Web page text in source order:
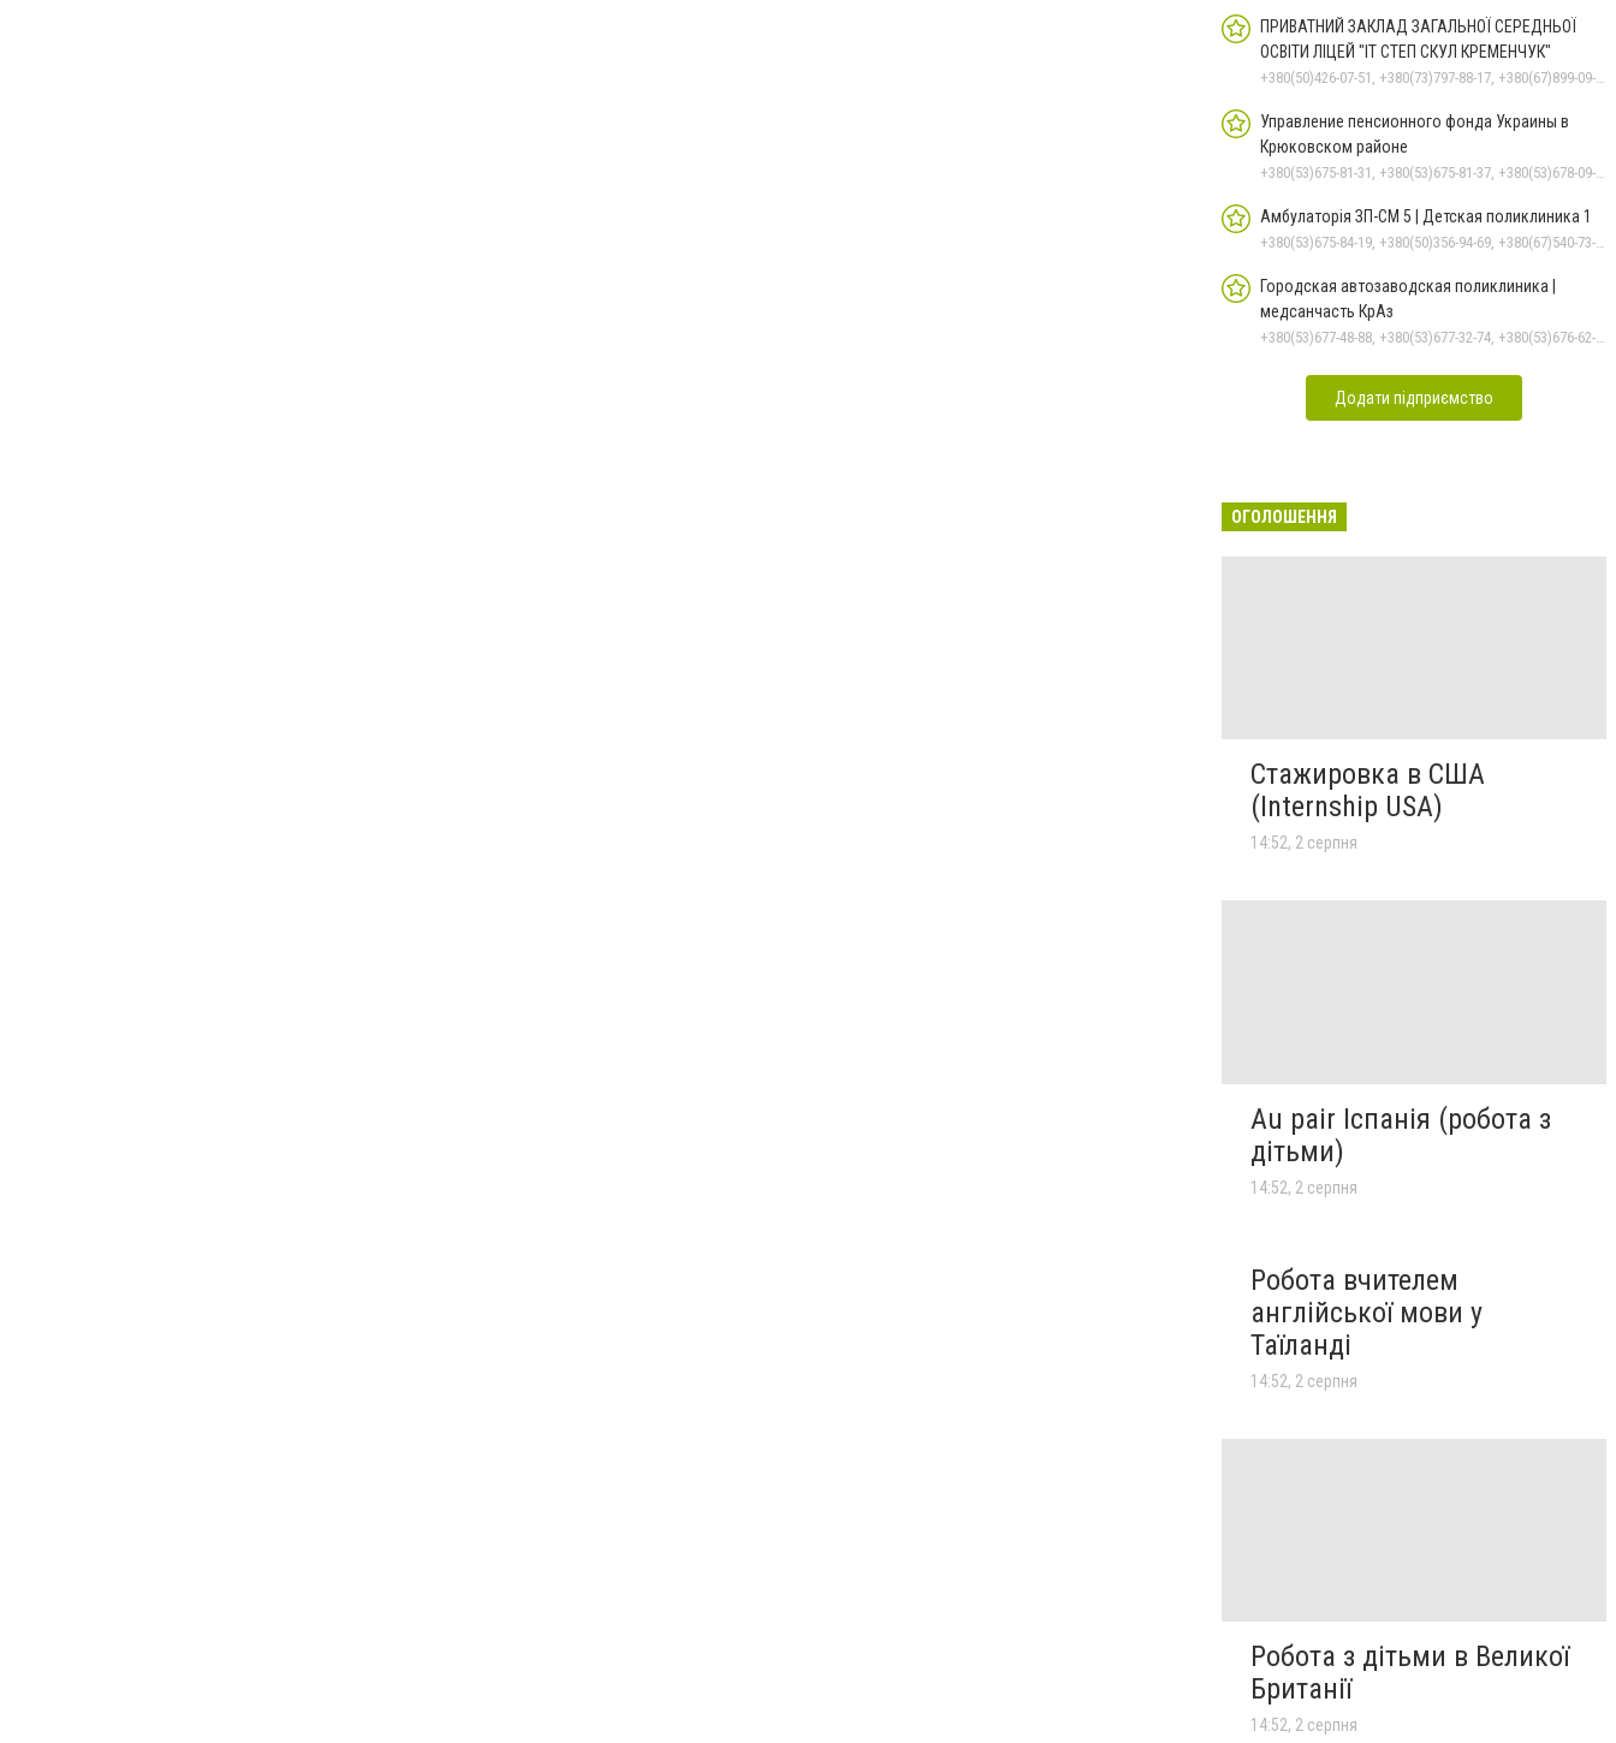
ПРИВАТНИЙ ЗАКЛАД ЗАГАЛЬНОЇ СЕРЕДНЬОЇ
ОСВІТИ ЛІЦЕЙ "ІТ СТЕП СКУЛ КРЕМЕНЧУК"
+380(50)426-07-51, +380(73)797-88-17, +380(67)899-09-16
Управление пенсионного фонда Украины в
Крюковском районе
+380(53)675-81-31, +380(53)675-81-37, +380(53)678-09-01, +380(53)675-81-32, +380(53)675-81-40, +380(53)675-81-33, +380(53)675-81-38, +380(53)678-08-87
Амбулаторія ЗП-СМ 5 | Детская поликлиника 1
+380(53)675-84-19, +380(50)356-94-69, +380(67)540-73-87
Городская автозаводская поликлиника |
медсанчасть КрАз
+380(53)677-48-88, +380(53)677-32-74, +380(53)676-62-99, +380536766187
Додати підприємство
ОГОЛОШЕННЯ
Стажировка в США
(Internship USA)
14:52, 2 серпня
Au pair Іспанія (робота з
дітьми)
14:52, 2 серпня
Робота вчителем
англійської мови у
Таїланді
14:52, 2 серпня
Робота з дітьми в Великої
Британії
14:52, 2 серпня